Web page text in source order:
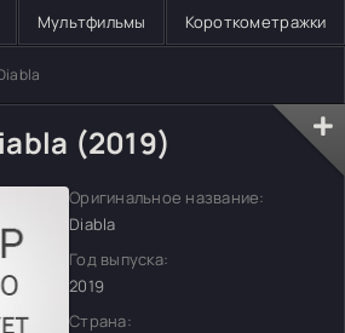
Мультфильмы Короткометражки
(2019)
Оригинальное название:
Diabla
Год выпуска:
2019
Страна: